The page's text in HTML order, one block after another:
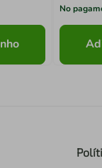
No